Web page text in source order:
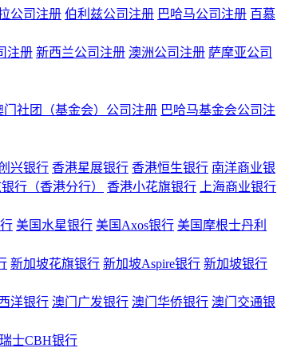
公司注册 伯利兹公司注册 巴哈马公司注册 百慕
注册 新西兰公司注册 澳洲公司注册 萨摩亚公司
门社团（基金会）公司注册 巴哈马基金会公司注
兴银行 香港星展银行 香港恒生银行 南洋商业银
行（香港分行） 香港小花旗银行
上海商业银行
美国水星银行 美国Axos银行 美国摩根士丹利
新加坡花旗银行 新加坡Aspire银行 新加坡银行
洋银行 澳门广发银行 澳门华侨银行 澳门交通银
瑞士CBH银行